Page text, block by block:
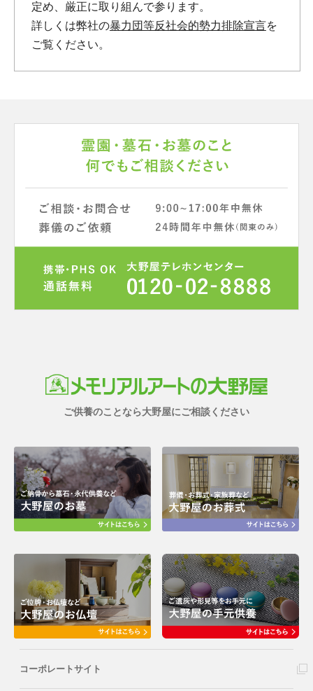
定め、厳正に取り組んで参ります。
詳しくは弊社の暴力団等反社会的勢力排除宣言を
ご覧ください。
ご供養のことなら大野屋にご相談ください
コーポレートサイト